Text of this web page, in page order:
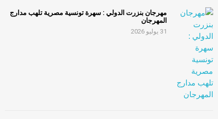
مهرجان بنزرت الدولي : سهرة تونسية مصرية تلهب مدارج
المهرجان
31 يوليو 2026